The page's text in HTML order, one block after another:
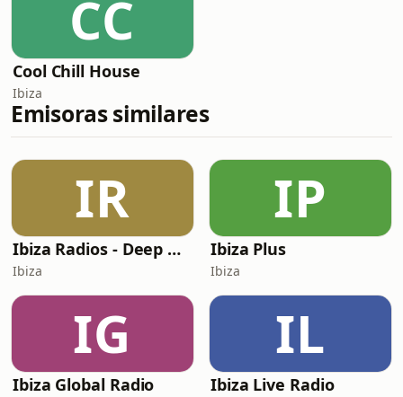
CC
Cool Chill House
Ibiza
Emisoras similares
IR
Ibiza Radios - Deep House
Ibiza
IP
Ibiza Plus
Ibiza
IG
Ibiza Global Radio
IL
Ibiza Live Radio